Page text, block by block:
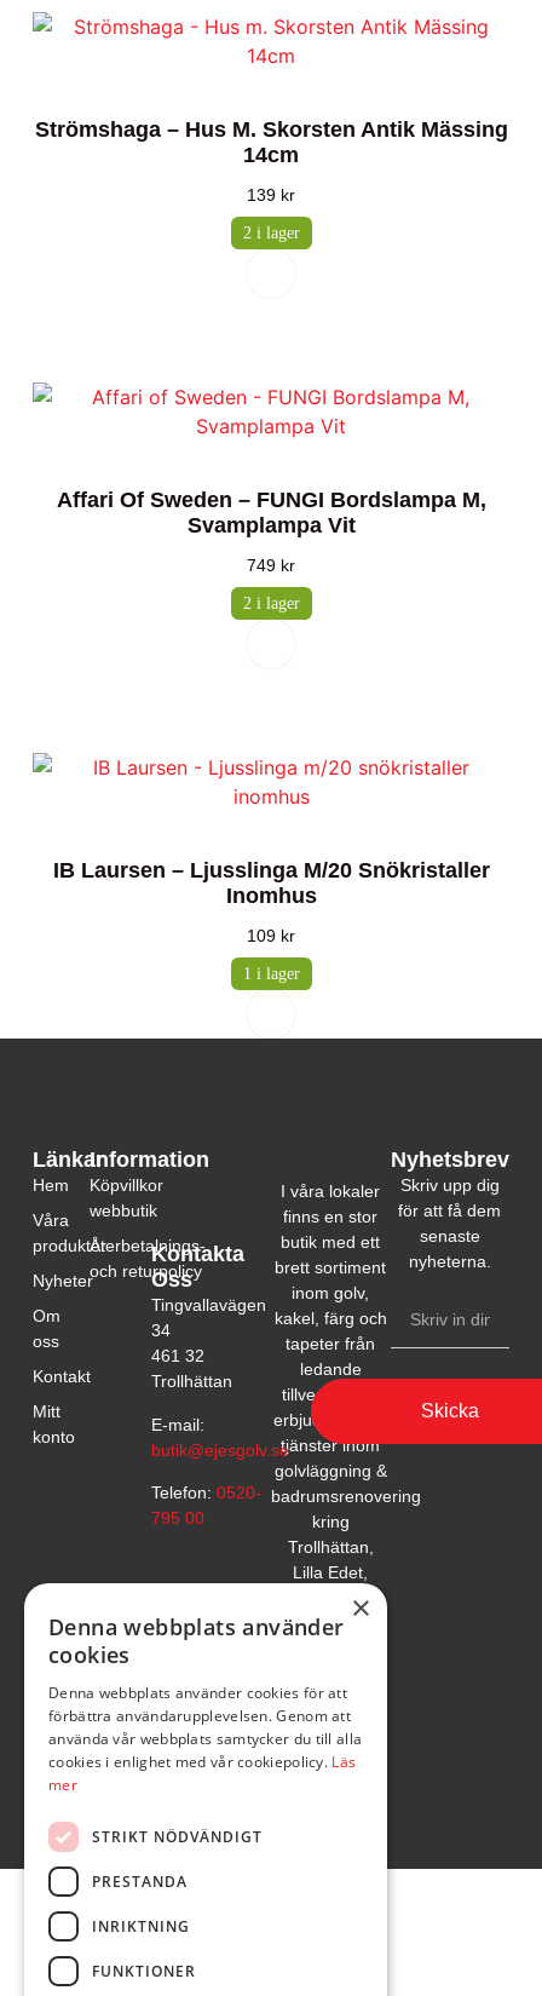
Strömshaga – Hus M. Skorsten Antik Mässing
14cm
139 kr
2 i lager
Affari Of Sweden – FUNGI Bordslampa M,
Svamplampa Vit
749 kr
2 i lager
IB Laursen – Ljusslinga M/20 Snökristaller
Inomhus
109 kr
1 i lager
I våra lokaler
finns en stor
butik med ett
brett sortiment
inom golv,
kakel, färg och
tapeter från
ledande
tillverkare. Vi
erbjuder också
tjänster inom
golvläggning &
badrumsrenovering
kring
Trollhättan,
Lilla Edet,
Vänersborg &
Uddevalla.
Information
Köpvillkor
webbutik
Återbetalnings-
och returpolicy
Länkar
Hem
Våra
produkter
Nyheter
Om
oss
Kontakt
Mitt
konto
Kontakta
Oss
Tingvallavägen
34
461 32
Trollhättan
E-mail:
butik@ejesgolv.se
Telefon: 0520-
795 00
Nyhetsbrev
Skriv upp dig
för att få dem
senaste
nyheterna.
Skicka
×
Denna webbplats använder
cookies
Denna webbplats använder cookies för att
förbättra användarupplevelsen. Genom att
använda vår webbplats samtycker du till alla
cookies i enlighet med vår cookiepolicy. Läs
mer
STRIKT NÖDVÄNDIGT
PRESTANDA
INRIKTNING
FUNKTIONER